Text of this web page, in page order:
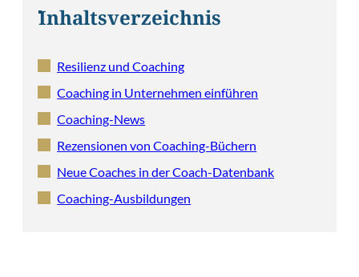
Inhaltsverzeichnis
Resilienz und Coaching
Coaching in Unternehmen einführen
Coaching-News
Rezensionen von Coaching-Büchern
Neue Coaches in der Coach-Datenbank
Coaching-Ausbildungen